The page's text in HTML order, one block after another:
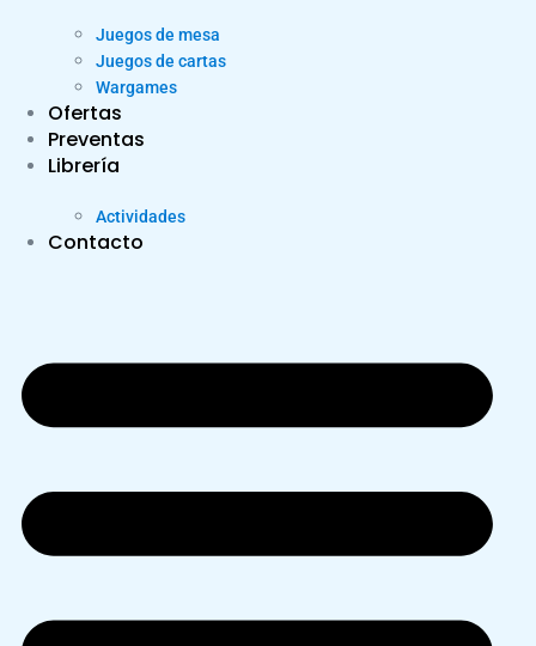
Juegos de mesa
Juegos de cartas
Wargames
Ofertas
Preventas
Librería
Actividades
Contacto